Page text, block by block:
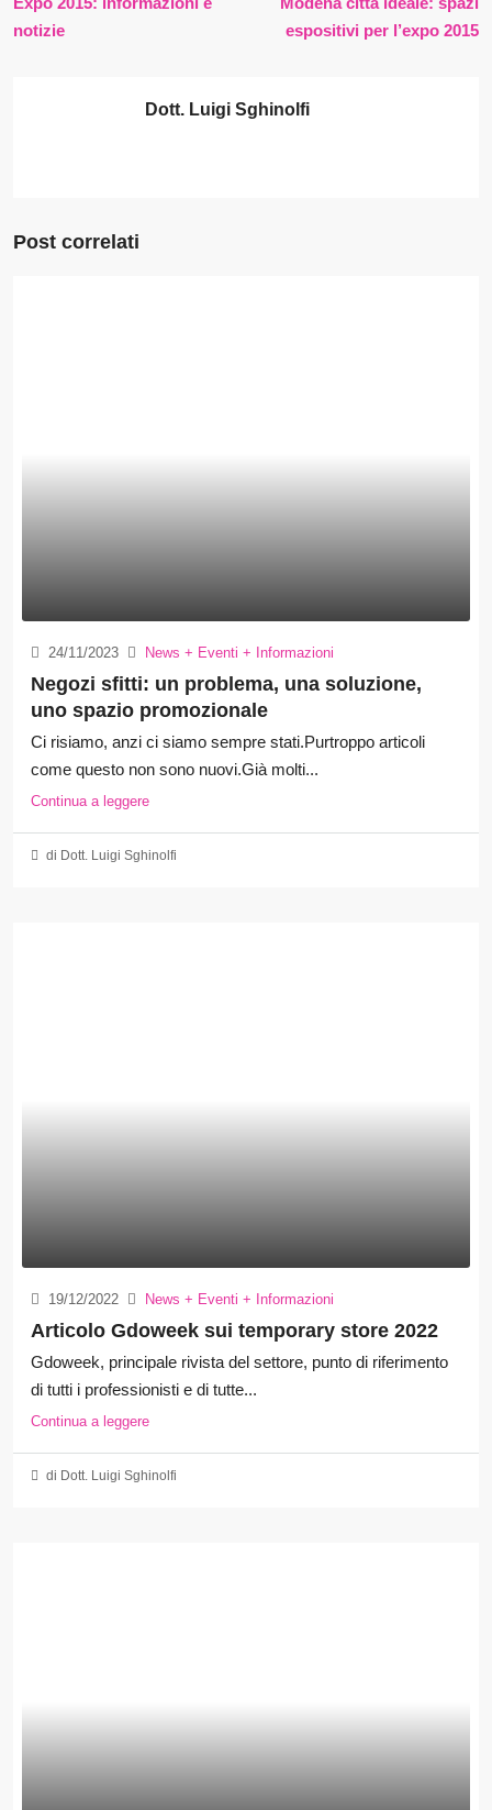
notizie
espositivi per l’expo 2015
Dott. Luigi Sghinolfi
Post correlati
24/11/2023 News + Eventi + Informazioni
Negozi sfitti: un problema, una soluzione,
uno spazio promozionale
Ci risiamo, anzi ci siamo sempre stati.Purtroppo articoli
come questo non sono nuovi.Già molti...
Continua a leggere
di Dott. Luigi Sghinolfi
19/12/2022 News + Eventi + Informazioni
Articolo Gdoweek sui temporary store 2022
Gdoweek, principale rivista del settore, punto di riferimento
di tutti i professionisti e di tutte...
Continua a leggere
di Dott. Luigi Sghinolfi